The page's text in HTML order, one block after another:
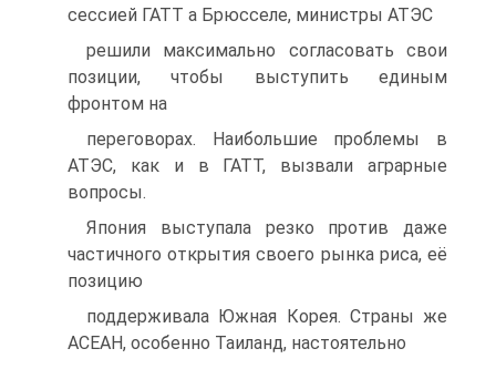
сессией ГАТТ а Брюсселе, министры АТЭС
решили максимально согласовать свои
позиции, чтобы выступить единым
фронтом на
переговорах. Наибольшие проблемы в
АТЭС, как и в ГАТТ, вызвали аграрные
вопросы.
Япония выступала резко против даже
частичного открытия своего рынка риса, её
позицию
поддерживала Южная Корея. Страны же
АСЕАН, особенно Таиланд, настоятельно